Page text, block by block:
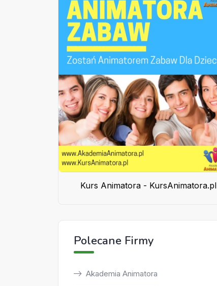
Kurs Animatora - KursAnimatora.pl
Polecane Firmy
Akademia Animatora